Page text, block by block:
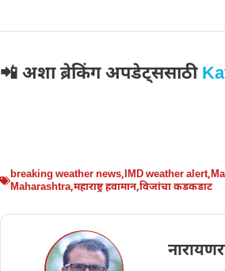
📲 अशा ब्रेकिंग अपडेट्ससाठी
breaking weather news,IMD weather alert,
Maharashtra,महाराष्ट्र हवामान,विजांचा कडकडाट